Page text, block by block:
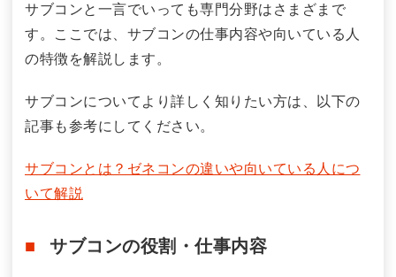
サブコンと一言でいっても専門分野はさまざまで
す。ここでは、サブコンの仕事内容や向いている人
の特徴を解説します。
サブコンについてより詳しく知りたい方は、以下の
記事も参考にしてください。
サブコンとは？ゼネコンの違いや向いている人につ
いて解説
サブコンの役割・仕事内容